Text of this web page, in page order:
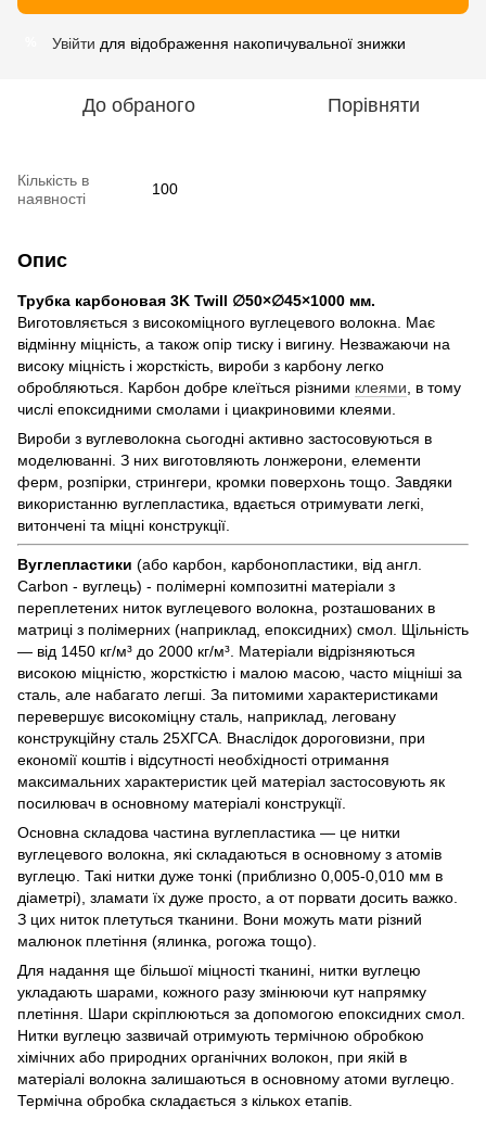
Увійти для відображення накопичувальної знижки
До обраного Порівняти
Кількість в
наявності
100
Опис
Трубка карбоновая 3K Twill ∅50×∅45×1000 мм.
Виготовляється з високоміцного вуглецевого волокна. Має
відмінну міцність, а також опір тиску і вигину. Незважаючи на
високу міцність і жорсткість, вироби з карбону легко
обробляються. Карбон добре клеїться різними клеями , в тому
числі епоксидними смолами і циакриновими клеями.
Вироби з вуглеволокна сьогодні активно застосовуються в
моделюванні. З них виготовляють лонжерони, елементи
ферм, розпірки, стрингери, кромки поверхонь тощо. Завдяки
використанню вуглепластика, вдається отримувати легкі,
витончені та міцні конструкції.
Вуглепластики (або карбон, карбонопластики, від англ.
Carbon - вуглець) - полімерні композитні матеріали з
переплетених ниток вуглецевого волокна, розташованих в
матриці з полімерних (наприклад, епоксидних) смол. Щільність
— від 1450 кг/м³ до 2000 кг/м³. Матеріали відрізняються
високою міцністю, жорсткістю і малою масою, часто міцніші за
сталь, але набагато легші. За питомими характеристиками
перевершує високоміцну сталь, наприклад, леговану
конструкційну сталь 25ХГСА. Внаслідок дороговизни, при
економії коштів і відсутності необхідності отримання
максимальних характеристик цей матеріал застосовують як
посилювач в основному матеріалі конструкції.
Основна складова частина вуглепластика — це нитки
вуглецевого волокна, які складаються в основному з атомів
вуглецю. Такі нитки дуже тонкі (приблизно 0,005-0,010 мм в
діаметрі), зламати їх дуже просто, а от порвати досить важко.
З цих ниток плетуться тканини. Вони можуть мати різний
малюнок плетіння (ялинка, рогожа тощо).
Для надання ще більшої міцності тканині, нитки вуглецю
укладають шарами, кожного разу змінюючи кут напрямку
плетіння. Шари скріплюються за допомогою епоксидних смол.
Нитки вуглецю зазвичай отримують термічною обробкою
хімічних або природних органічних волокон, при якій в
матеріалі волокна залишаються в основному атоми вуглецю.
Термічна обробка складається з кількох етапів.